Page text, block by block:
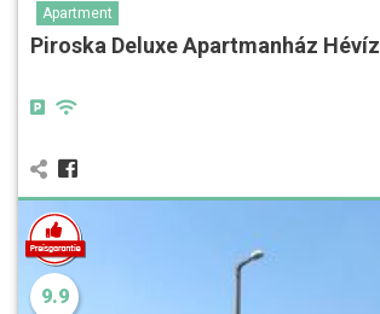
Apartment
Piroska Deluxe Apartmanház Hévíz
9.9